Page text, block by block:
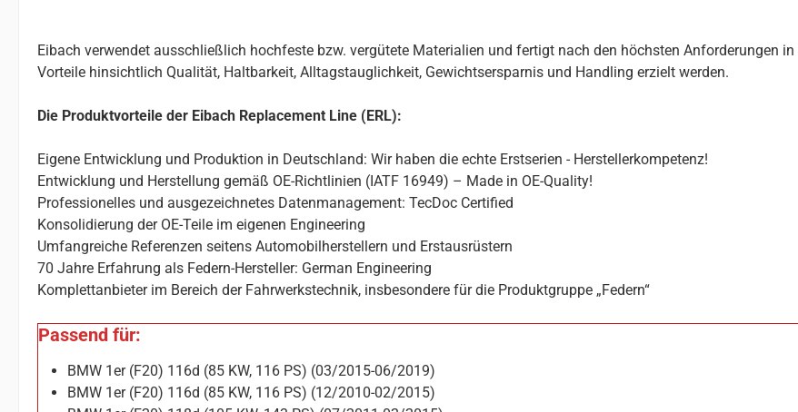
Eibach verwendet ausschließlich hochfeste bzw. vergütete Materialien und fertigt nach den höchsten Anforderungen
Vorteile hinsichtlich Qualität, Haltbarkeit, Alltagstauglichkeit, Gewichtsersparnis und Handling erzielt werden.
Die Produktvorteile der Eibach Replacement Line (ERL):
Eigene Entwicklung und Produktion in Deutschland: Wir haben die echte Erstserien - Herstellerkompetenz!
Entwicklung und Herstellung gemäß OE-Richtlinien (IATF 16949) – Made in OE-Quality!
Professionelles und ausgezeichnetes Datenmanagement: TecDoc Certified
Konsolidierung der OE-Teile im eigenen Engineering
Umfangreiche Referenzen seitens Automobilherstellern und Erstausrüstern
70 Jahre Erfahrung als Federn-Hersteller: German Engineering
Komplettanbieter im Bereich der Fahrwerkstechnik, insbesondere für die Produktgruppe „Federn“
Passend für:
BMW 1er (F20) 116d (85 KW, 116 PS) (03/2015-06/2019)
BMW 1er (F20) 116d (85 KW, 116 PS) (12/2010-02/2015)